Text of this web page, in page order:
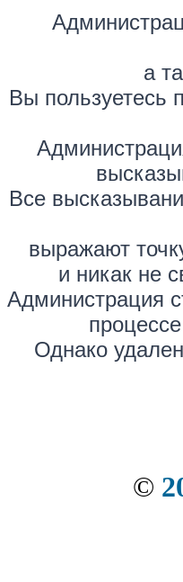
а
Вы пользуетесь
Все
выражают
и никак не
Администрация
Однако
©